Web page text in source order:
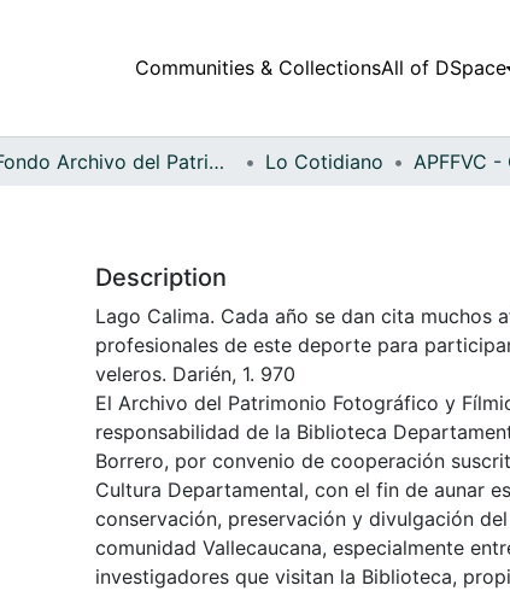
Communities & CollectionsAll of DSpace
Fondo Archivo del Patrimonio Fotográfico y Fílmico del Valle del Cauca Lo Cotidiano
Description
Lago Calima. Cada año se dan cita muchos
profesionales de este deporte para
veleros. Darién, 1. 970
El Archivo del Patrimonio Fotográfico y
responsabilidad de la Biblioteca
Borrero, por convenio de cooperación
Cultura Departamental, con el fin de aunar
conservación, preservación y divulgación
comunidad Vallecaucana, especialmente
investigadores que visitan la Biblioteca,